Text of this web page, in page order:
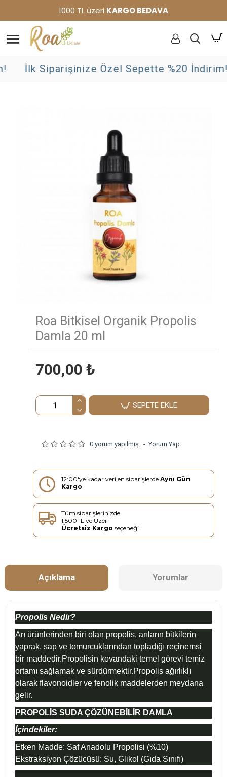
1000 TL üzeri KARGO BEDAVA
İlk Siparişinize Özel Sepette %20 İndirim!
Roa Bitkisel Organik Propolis
Damla 20 ml
0 yorum yapılmış. - Yorum Yap
700,00 ₺
SEPETE EKLE
12:00'ye kadar verilen siparişlerde Aynı Gün
Kargo
Tüm siparişlerinizde
1.500TL ve Üzeri
Ücretsiz Kargo seçeneği
Açıklama Yorumlar
Propolis Nedir?
Arı ürünlerinden biri olan propolis, arıların bitkilerin
yaprak, sap ve tomurcuklarından topladığı reçinemsi
bir maddedir.Propolisin kovandaki temel görevi temiz
ortamı sağlamak ve sürdürmektir.Propolis ağırlıklı
olarak flavonoidler ve fenolik maddelerden meydana
gelir.
PROPOLİS SUDA ÇÖZÜNEBİLİR DAMLA
İçindekiler:
Etken Madde: Saf Anadolu Propolisi (%10)
Ekstraksiyon Çözücüsü: Su, Glikol (Gıda Sınıfı)